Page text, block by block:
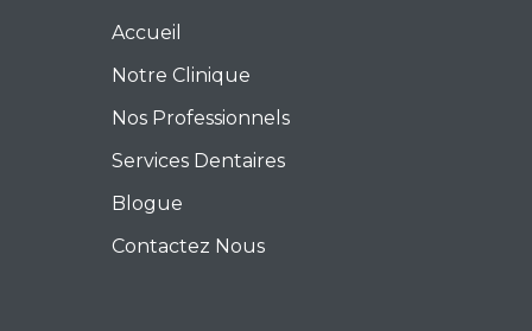
Accueil
Notre Clinique
Nos Professionnels
Services Dentaires
Blogue
Contactez Nous